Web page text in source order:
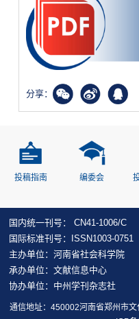
分享：
投稿指南 编委会
国内统一刊号： CN41-1006/C
国际标准刊号：ISSN1003-0751
主办单位：河南省社会科学院
承办单位：文献信息中心
协办单位：中州学刊杂志社
通信地址：450002河南省郑州市